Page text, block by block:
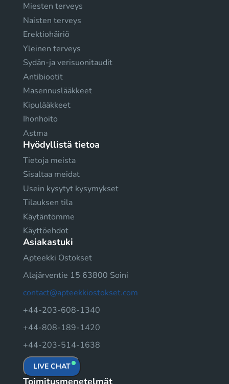
Miesten terveys
Naisten terveys
Erektiohäiriö
Yleinen terveys
Sydän-ja verisuonitaudit
Antibiootit
Masennuslääkkeet
Kipulääkkeet
Ihonhoito
Astma
Hyödyllistä tietoa
Tietoja meista
Sisaltaa meidat
Usein kysytyt kysymykset
Tilauksen tila
Käytäntömme
Käyttöehdot
Asiakastuki
Apteekki Ostokset
Alajärventie 15 63800 Soini
contact@apteekkiostokset.com
+44-203-608-1340
+44-808-189-1420
+44-203-514-1638
LIVE CHAT
Toimitusmenetelmät